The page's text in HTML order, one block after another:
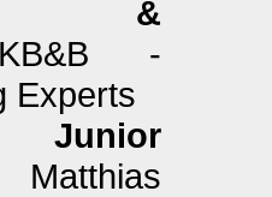
&
-
Experts